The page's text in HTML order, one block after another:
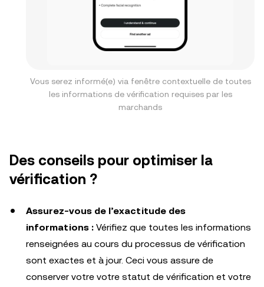
Vous serez informé(e) via fenêtre contextuelle de toutes
les informations de vérification requises par les
marchands
Des conseils pour optimiser la
vérification ?
Assurez-vous de l’exactitude des
informations : Vérifiez que toutes les informations
renseignées au cours du processus de vérification
sont exactes et à jour. Ceci vous assure de
conserver votre votre statut de vérification et votre